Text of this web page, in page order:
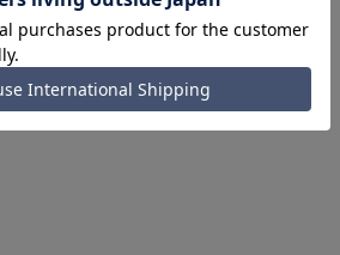
イミングにより欠品が発生し、ご注文
ざいます。予めご了承ください。
つきましても、ご注文のタイミングに
ビスを選択できない場合がございま